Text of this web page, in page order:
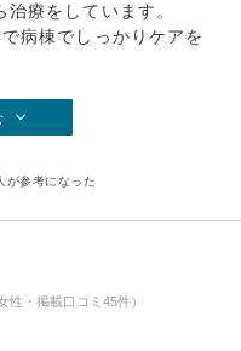
療をしています。
病棟でしっかりケアを
が参考になった
性・掲載口コミ45件）